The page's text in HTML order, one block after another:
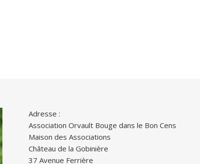
Adresse :
Association Orvault Bouge dans le Bon Cens
Maison des Associations
Château de la Gobinière
37 Avenue Ferrière